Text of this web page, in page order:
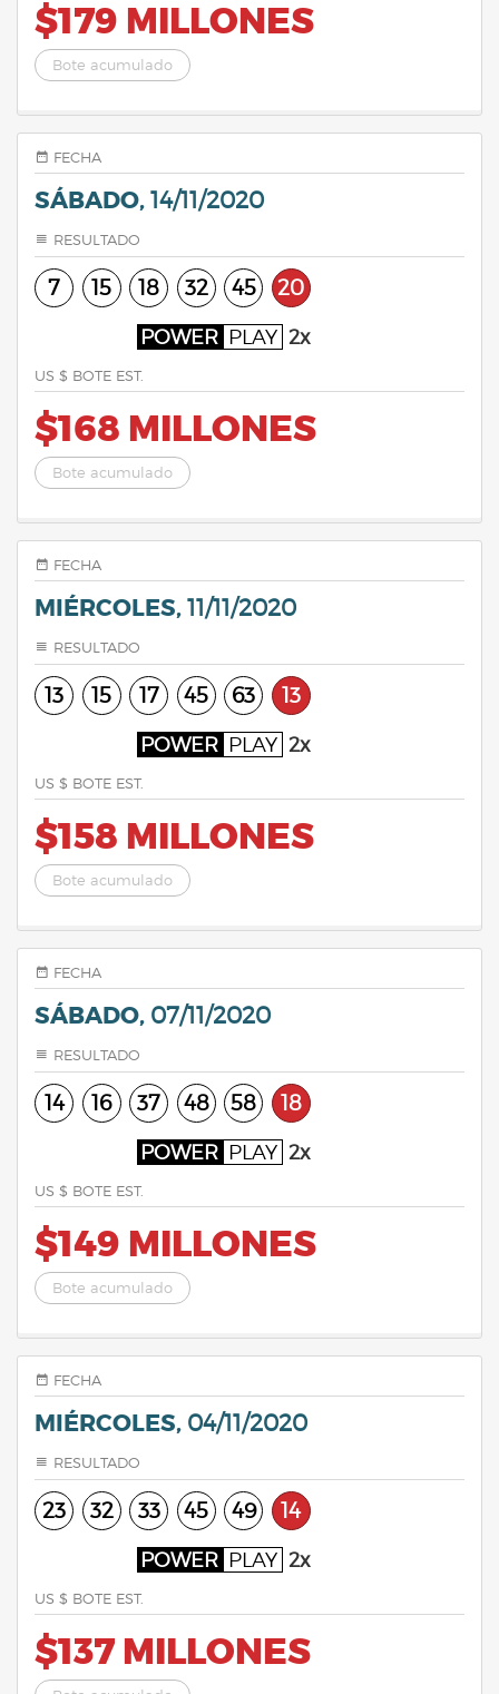
$179 MILLONES
Bote acumulado
FECHA
SÁBADO, 14/11/2020
RESULTADO
7 15 18 32 45 20
POWER PLAY 2x
US $ BOTE EST.
$168 MILLONES
Bote acumulado
FECHA
MIÉRCOLES, 11/11/2020
RESULTADO
13 15 17 45 63 13
POWER PLAY 2x
US $ BOTE EST.
$158 MILLONES
Bote acumulado
FECHA
SÁBADO, 07/11/2020
RESULTADO
14 16 37 48 58 18
POWER PLAY 2x
US $ BOTE EST.
$149 MILLONES
Bote acumulado
FECHA
MIÉRCOLES, 04/11/2020
RESULTADO
23 32 33 45 49 14
POWER PLAY 2x
US $ BOTE EST.
$137 MILLONES